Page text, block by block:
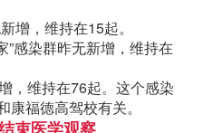
增，维持在15起。
”感染群昨无新增，维持在
，维持在76起。这个感染
福德高驾校有关。